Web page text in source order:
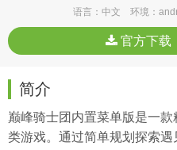
语言：中文 环境：
官方下载
简介
巅峰骑士团内置菜单版是一
类游戏。通过简单规划探索